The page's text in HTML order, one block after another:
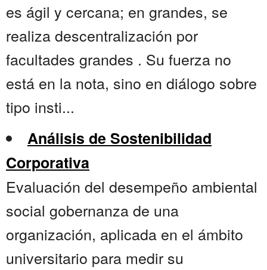
es ágil y cercana; en grandes, se
realiza descentralización por
facultades grandes . Su fuerza no
está en la nota, sino en diálogo sobre
tipo insti...
Análisis de Sostenibilidad
Corporativa
Evaluación del desempeño ambiental
social gobernanza de una
organización, aplicada en el ámbito
universitario para medir su